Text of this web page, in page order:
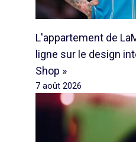
L'appartement de
ligne sur le design
Shop »
7 août 2026